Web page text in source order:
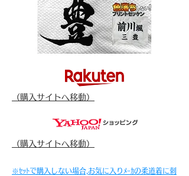
（​購入サイトへ移動）
（​購入サイトへ移動）
※ｾｯﾄで購入しない場合,お気に入りﾒｰｶの柔道着に刺